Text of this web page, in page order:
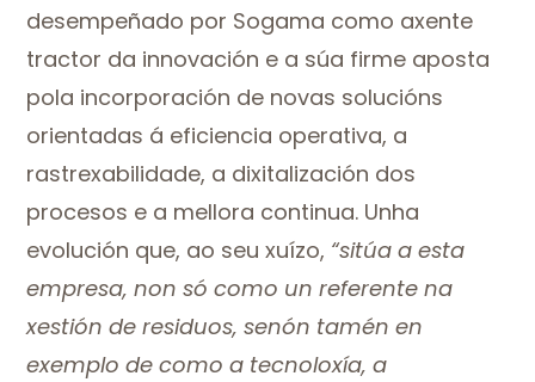
desempeñado por Sogama como axente
tractor da innovación e a súa firme aposta
pola incorporación de novas solucións
orientadas á eficiencia operativa, a
rastrexabilidade, a dixitalización dos
procesos e a mellora continua. Unha
evolución que, ao seu xuízo, “sitúa a esta
empresa, non só como un referente na
xestión de residuos, senón tamén en
exemplo de como a tecnoloxía, a